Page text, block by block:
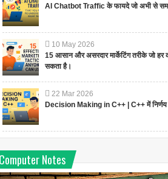
AI Chatbot Traffic के फायदे जो अभी से
10 May 2026
15 आसान और असरदार मार्केटिंग तरीके जो हर
सकता है।
22 Mar 2026
Decision Making in C++ | C++ में निर्णय
Computer Notes